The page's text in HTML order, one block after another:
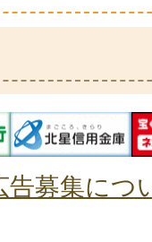
告募集につ